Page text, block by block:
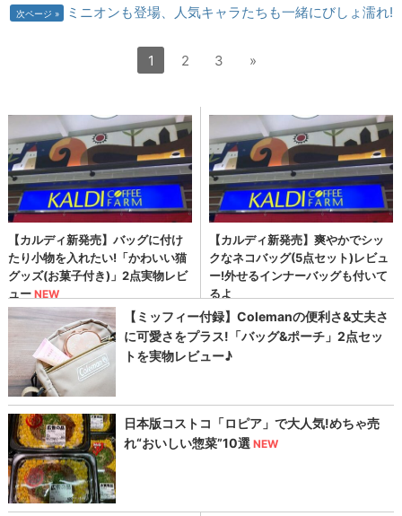
次ページ ミニオンも登場、人気キャラたちも一緒にびしょ濡れ!
1 2 3 »